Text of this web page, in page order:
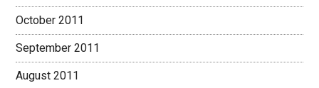
October 2011
September 2011
August 2011